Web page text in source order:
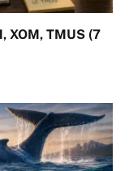
XOM, TMUS (7